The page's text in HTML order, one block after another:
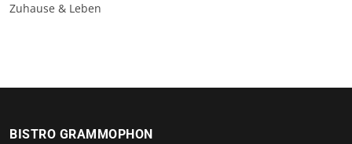
Zuhause & Leben
BISTRO GRAMMOPHON